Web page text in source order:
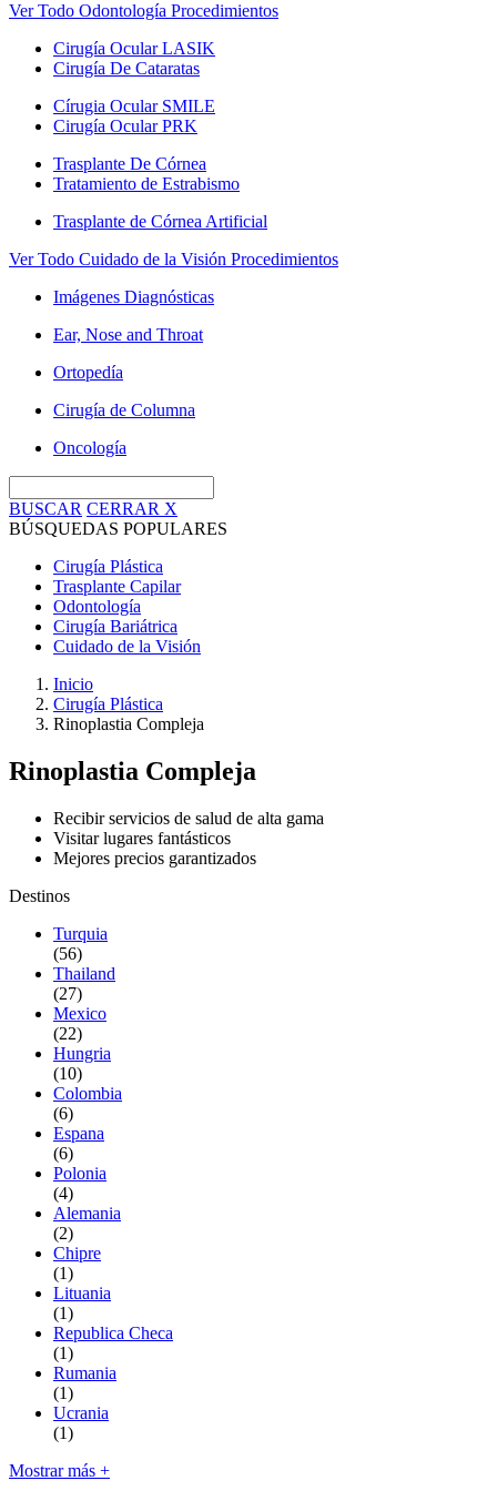
Ver Todo Odontología Procedimientos
Cirugía Ocular LASIK
Cirugía De Cataratas
Círugia Ocular SMILE
Cirugía Ocular PRK
Trasplante De Córnea
Tratamiento de Estrabismo
Trasplante de Córnea Artificial
Ver Todo Cuidado de la Visión Procedimientos
Imágenes Diagnósticas
Ear, Nose and Throat
Ortopedía
Cirugía de Columna
Oncología
BUSCAR CERRAR X
BÚSQUEDAS POPULARES
Cirugía Plástica
Trasplante Capilar
Odontología
Cirugía Bariátrica
Cuidado de la Visión
Inicio
Cirugía Plástica
Rinoplastia Compleja
Rinoplastia Compleja
Recibir servicios de salud de alta gama
Visitar lugares fantásticos
Mejores precios garantizados
Destinos
Turquia
(56)
Thailand
(27)
Mexico
(22)
Hungria
(10)
Colombia
(6)
Espana
(6)
Polonia
(4)
Alemania
(2)
Chipre
(1)
Lituania
(1)
Republica Checa
(1)
Rumania
(1)
Ucrania
(1)
Mostrar más +